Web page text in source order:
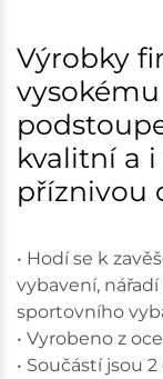
Nové Město
Skladem na
Skladové
Ceny na
shopu.
Výrobky
kvalitní a
příznivou
• Hodí se k
vybavení,
sportovního
• Vyrobeno z
• Součástí jsou